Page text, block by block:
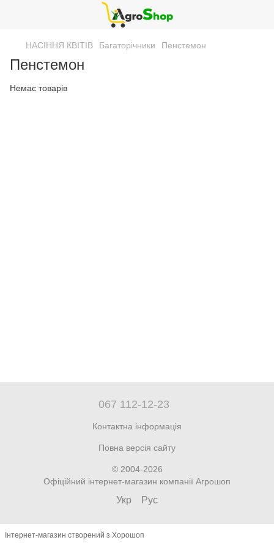
НАСІННЯ КВІТІВ Багаторічники Пенстемон
Пенстемон
Немає товарів
067 112-12-23
Контактна інформація
Повна версія сайту
© 2004-2026
Офіційний інтернет-магазин компанії Агрошоп
Укр Рус
Інтернет-магазин створений з Хорошоп